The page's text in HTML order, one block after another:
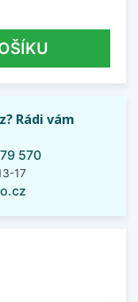
Rádi vám
570
17